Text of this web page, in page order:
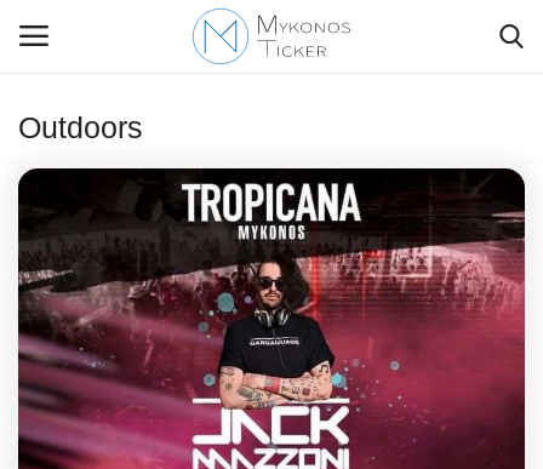
Politique
Business
Travel
World
Outdoors